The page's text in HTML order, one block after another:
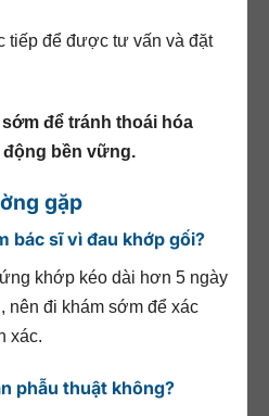
tiếp để được tư vấn và đặt
để tránh thoái hóa
động bền vững.
gặp
bác sĩ vì đau khớp gối?
khớp kéo dài hơn 5 ngày
nên đi khám sớm để xác
xác.
phẫu thuật không?